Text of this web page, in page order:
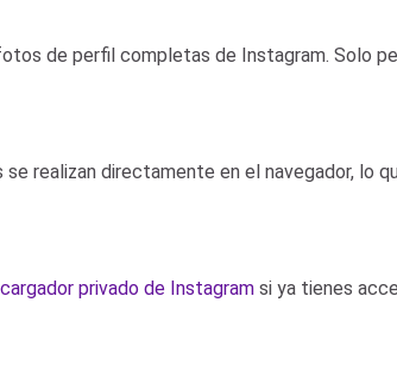
de perfil completas de Instagram. Solo
realizan directamente en el navegador, lo
privado de Instagram si ya tienes